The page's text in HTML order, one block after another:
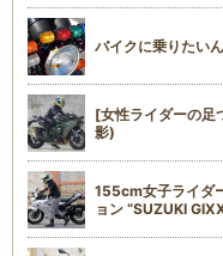
バイクに乗りたい
[女性ライダーの
影)
155cm女子ライダ
ョン “SUZUKI